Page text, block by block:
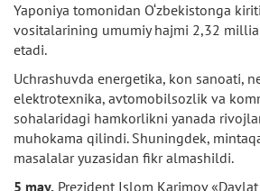
Yaponiya tomonidan O‘zbekistonga
vositalarining umumiy hajmi 2,32
etadi.
Uchrashuvda energetika, kon sanoati,
elektrotexnika, avtomobilsozlik va
sohalaridagi hamkorlikni yanada
muhokama qilindi. Shuningdek,
masalalar yuzasidan fikr almashildi.
5 may. Prezident Islom Karimov